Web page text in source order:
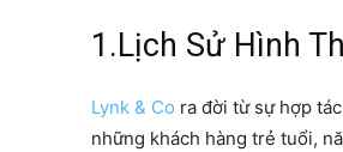
1.Lịch Sử Hình
Lynk & Co ra đời từ sự hợp
những khách hàng trẻ tuổi,